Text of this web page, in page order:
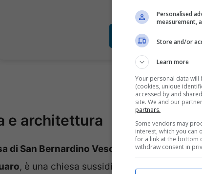
📍Indicazioni
e architettura
di San Bernardino Vescovo , situata a
, è una chiesa sussidiaria di grande
Personalised
measurement,
Store and/or
Learn more
Your personal data
(cookies, unique
accessed by and
site. We and our
partners.
Some vendors may
interest, which you
for a link at the bottom
withdraw consent in